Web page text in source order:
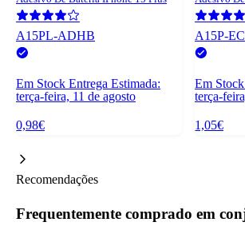
A15PL-ADHB
Em Stock Entrega Estimada:
terça-feira, 11 de agosto
0,98€
A15P-
Em Stock
terça-
1,05€
Recomendações
Frequentemente comprado em